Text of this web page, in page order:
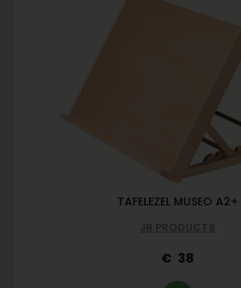
TAFELEZEL MUSEO A2+
JR PRODUCTS
38